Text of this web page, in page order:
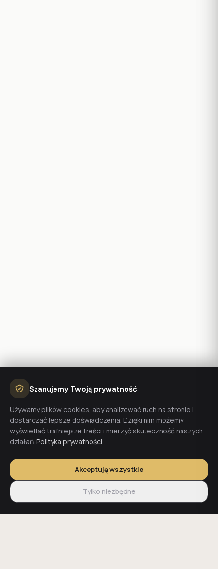
Szanujemy Twoją prywatność
Używamy plików cookies, aby analizować ruch na stronie i
dostarczać lepsze doświadczenia. Dzięki nim możemy
wyświetlać trafniejsze treści i mierzyć skuteczność naszych
działań. Polityka prywatności
Akceptuję wszystkie
Tylko niezbędne